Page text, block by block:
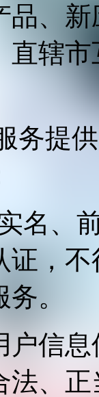
品、
直辖
务提
名、
证，
。
户信
法、